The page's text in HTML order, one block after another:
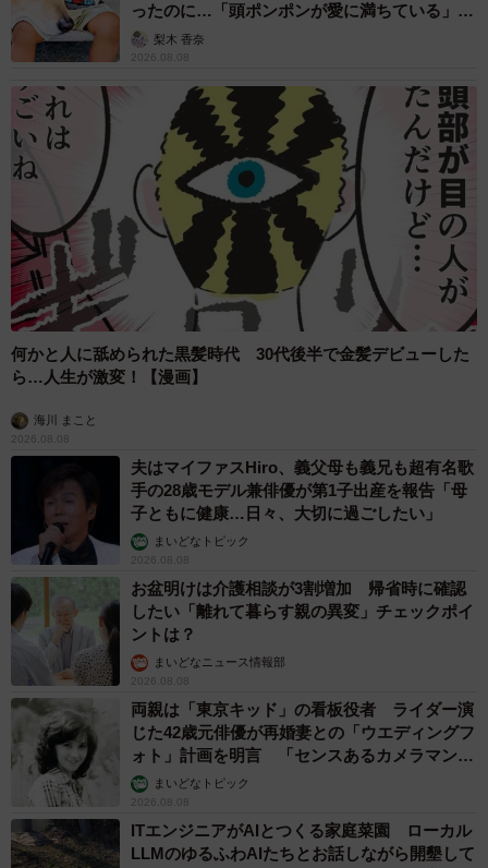
ったのに…「頭ポンポンが愛に満ちている」
「尊…」
梨木 香奈
2026.08.08
何かと人に舐められた黒髪時代 30代後半で金髪デビューした
ら…人生が激変！【漫画】
海川 まこと
2026.08.08
夫はマイファスHiro、義父母も義兄も超有名歌
手の28歳モデル兼俳優が第1子出産を報告「母
子ともに健康…日々、大切に過ごしたい」
まいどなトピック
2026.08.08
お盆明けは介護相談が3割増加 帰省時に確認
したい「離れて暮らす親の異変」チェックポイ
ントは？
まいどなニュース情報部
2026.08.08
両親は「東京キッド」の看板役者 ライダー演
じた42歳元俳優が再婚妻との「ウエディングフ
ォト」計画を明言 「センスあるカメラマン求
む」まいどなトピック
2026.08.08
ITエンジニアがAIとつくる家庭菜園 ローカル
LLMのゆるふわAIたちとお話しながら開墾して